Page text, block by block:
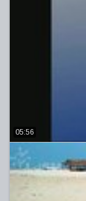
05:56